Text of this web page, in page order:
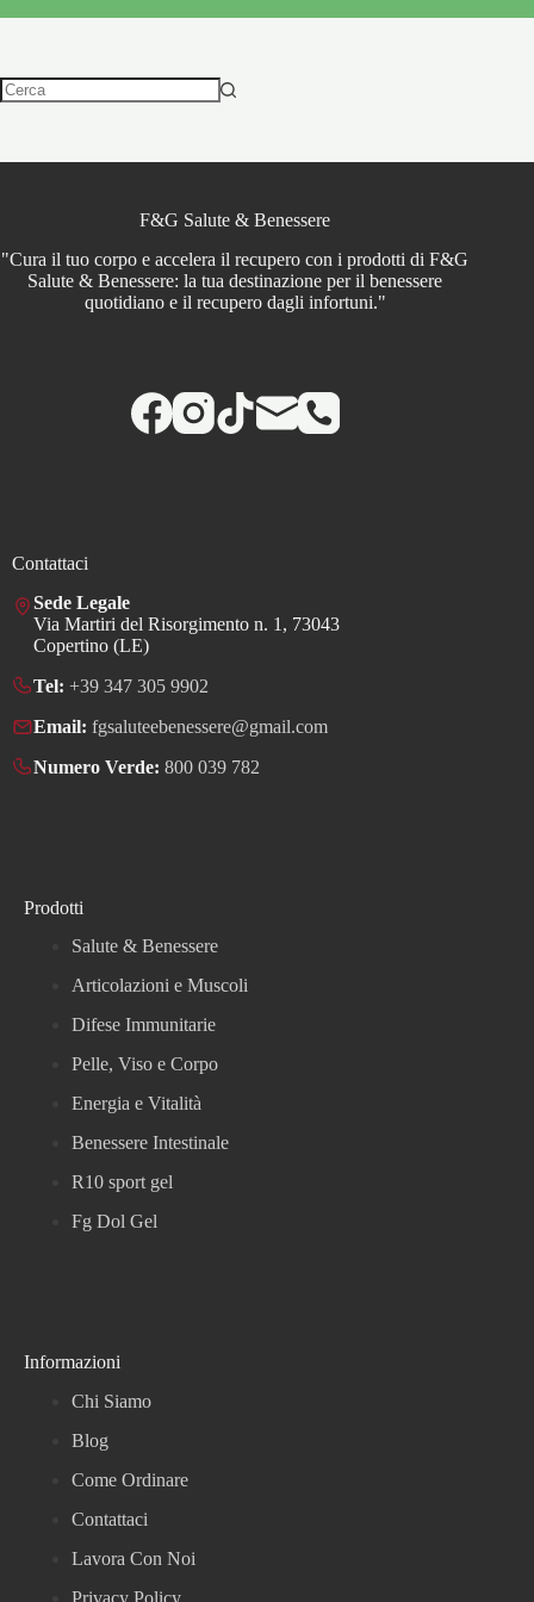
F&G Salute & Benessere
"Cura il tuo corpo e accelera il recupero con i prodotti di F&G
Salute & Benessere: la tua destinazione per il benessere
quotidiano e il recupero dagli infortuni."
Contattaci
Sede Legale
Via Martiri del Risorgimento n. 1, 73043
Copertino (LE)
Tel: +39 347 305 9902
Email: fgsaluteebenessere@gmail.com
Numero Verde: 800 039 782
Prodotti
Salute & Benessere
Articolazioni e Muscoli
Difese Immunitarie
Pelle, Viso e Corpo
Energia e Vitalità
Benessere Intestinale
R10 sport gel
Fg Dol Gel
Informazioni
Chi Siamo
Blog
Come Ordinare
Contattaci
Lavora Con Noi